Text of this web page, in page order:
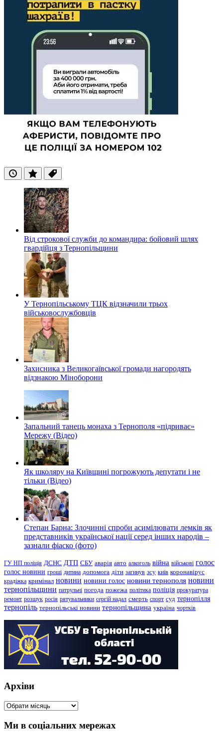
ОстанніПопулярні
Теги
Від строкової служби до командира: бойовий шлях
гвардійця з Тернопільщини
У Тернопільському ТЦК відзначили трьох
військовослужбовців
Захисника з Великогаївської громади нагородять
відзнакою Міноборони
Запальний танець монаха з Тернополя «підриває»
Мережу (Відео)
Як школяру на Київщині погрожують депутати і не
тільки (Відео)
Степан Барна: Злочинні спроби асимілювати лемків як
представників української нації серед інших народів –
зазнали фіаско (фото)
ГУ НП поліція ДСНС ДТП СБУ аварія авто алкоголь війна військові голос
голос новини гроші дитина допомога діти загинув зсу київ коронавірус
крадіжка кримінал новини новини голос новини тернополя новини
тернопільщини патрульні погода пожежа політика поліція прокуратура
ремонт розшук росія рятувальники сергій надал смерть спорт суд тернопілля
тернопіль тернопільські новини тернопільщина україна чортків
Архіви
Архіви
Ми в соціальних мережах